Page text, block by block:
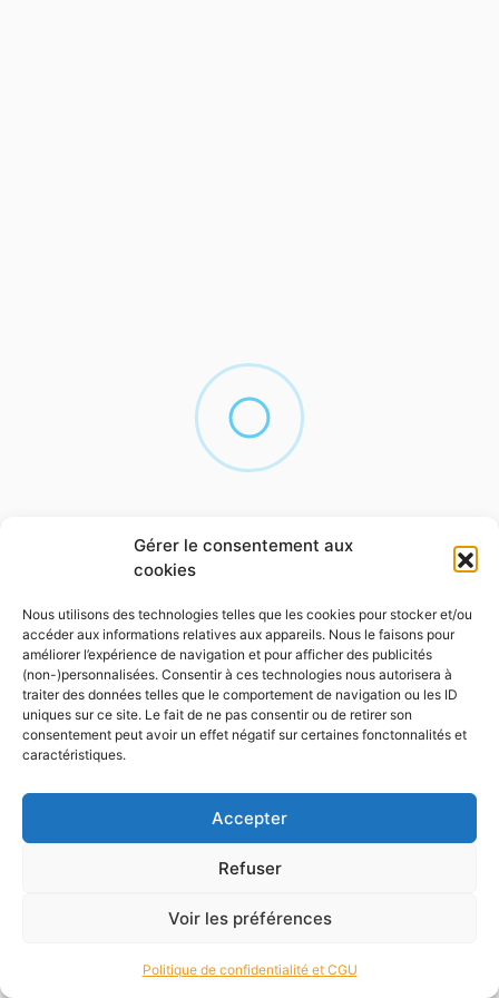
Gérer le consentement aux
cookies
Nous utilisons des technologies telles que les cookies pour stocker et/ou
accéder aux informations relatives aux appareils. Nous le faisons pour
améliorer l’expérience de navigation et pour afficher des publicités
(non-)personnalisées. Consentir à ces technologies nous autorisera à
traiter des données telles que le comportement de navigation ou les ID
uniques sur ce site. Le fait de ne pas consentir ou de retirer son
consentement peut avoir un effet négatif sur certaines fonctonnalités et
caractéristiques.
Accepter
Refuser
Voir les préférences
Politique de confidentialité et CGU
Rechercher Marchands Catégories